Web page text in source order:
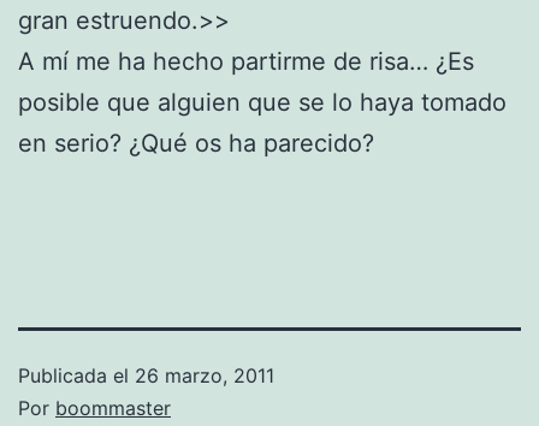
gran estruendo.>>
A mí me ha hecho partirme de risa… ¿Es
posible que alguien que se lo haya tomado
en serio? ¿Qué os ha parecido?
Publicada el 26 marzo, 2011
Por boommaster